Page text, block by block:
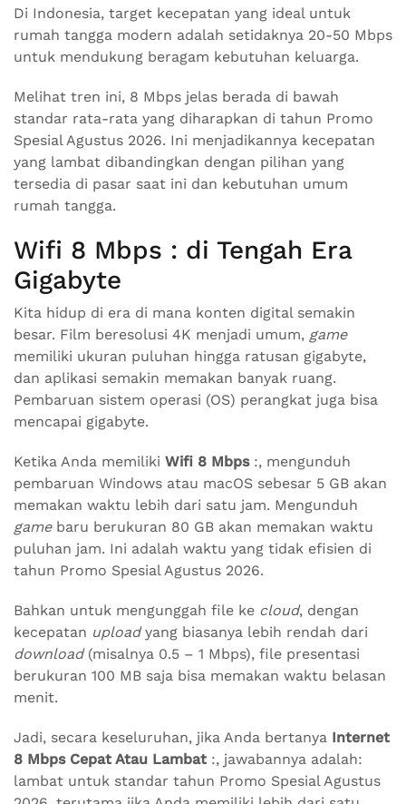
Di Indonesia, target kecepatan yang ideal untuk
rumah tangga modern adalah setidaknya 20-50 Mbps
untuk mendukung beragam kebutuhan keluarga.
Melihat tren ini, 8 Mbps jelas berada di bawah
standar rata-rata yang diharapkan di tahun Promo
Spesial Agustus 2026. Ini menjadikannya kecepatan
yang lambat dibandingkan dengan pilihan yang
tersedia di pasar saat ini dan kebutuhan umum
rumah tangga.
Wifi 8 Mbps : di Tengah Era
Gigabyte
Kita hidup di era di mana konten digital semakin
besar. Film beresolusi 4K menjadi umum, game
memiliki ukuran puluhan hingga ratusan gigabyte,
dan aplikasi semakin memakan banyak ruang.
Pembaruan sistem operasi (OS) perangkat juga bisa
mencapai gigabyte.
Ketika Anda memiliki Wifi 8 Mbps:, mengunduh
pembaruan Windows atau macOS sebesar 5 GB akan
memakan waktu lebih dari satu jam. Mengunduh
gamebaru berukuran 80 GB akan memakan waktu
puluhan jam. Ini adalah waktu yang tidak efisien di
tahun Promo Spesial Agustus 2026.
Bahkan untuk mengunggah file ke cloud, dengan
kecepatan uploadyang biasanya lebih rendah dari
download(misalnya 0.5 – 1 Mbps), file presentasi
berukuran 100 MB saja bisa memakan waktu belasan
menit.
Jadi, secara keseluruhan, jika Anda bertanya Internet
8 Mbps Cepat Atau Lambat :, jawabannya adalah:
lambat untuk standar tahun Promo Spesial Agustus